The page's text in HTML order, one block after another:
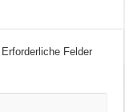
Erforderliche Felder